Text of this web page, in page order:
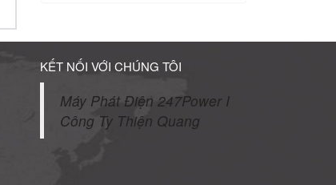
KẾT NỐI VỚI CHÚNG TÔI
Máy Phát Điện 247Power I
Công Ty Thiện Quang